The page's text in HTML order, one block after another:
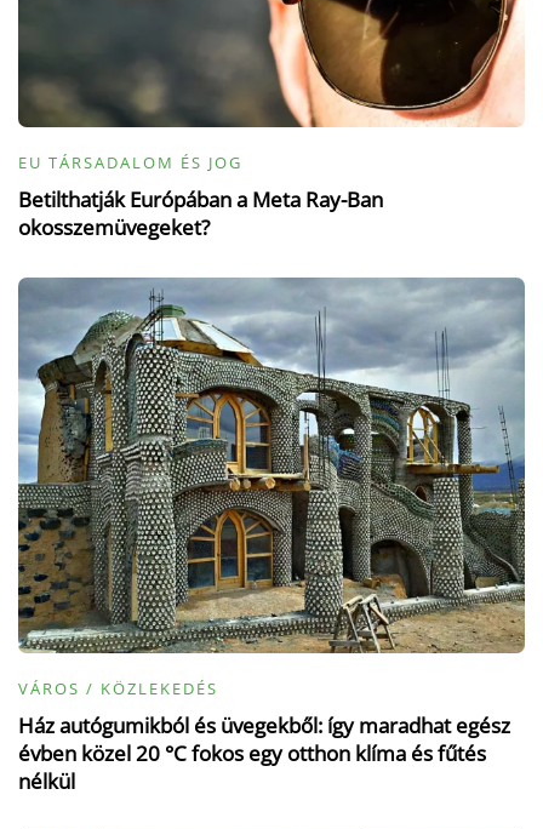
EU TÁRSADALOM ÉS JOG
Betilthatják Európában a Meta Ray-Ban
okosszemüvegeket?
VÁROS / KÖZLEKEDÉS
Ház autógumikból és üvegekből: így maradhat egész
évben közel 20 °C fokos egy otthon klíma és fűtés
nélkül